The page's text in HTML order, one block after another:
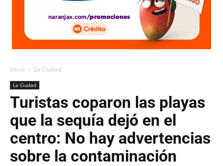
Inicio La Ciudad
La Ciudad
Turistas coparon las playas
que la sequía dejó en el
centro: No hay advertencias
sobre la contaminación